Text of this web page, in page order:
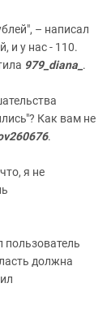
– написал
и у нас - 110.
979_diana_ .
Как вам не
.
я не
пользователь
должна